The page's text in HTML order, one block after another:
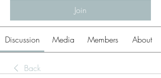
Join
Discussion Media Members About
Back